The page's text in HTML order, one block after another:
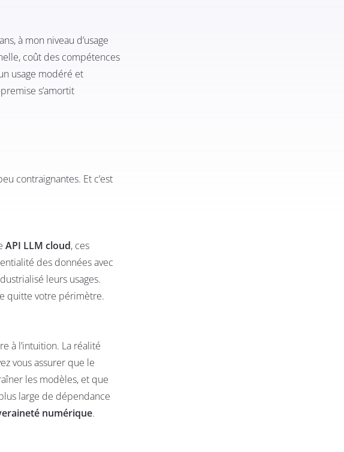
à mon niveau d’usage
coût des compétences
usage modéré et
s’amortit
contraignantes. Et c’est
API LLM cloud, ces
des données avec
leurs usages.
quitte votre périmètre.
à l’intuition. La réalité
vous assurer que le
les modèles, et que
large de dépendance
numérique.